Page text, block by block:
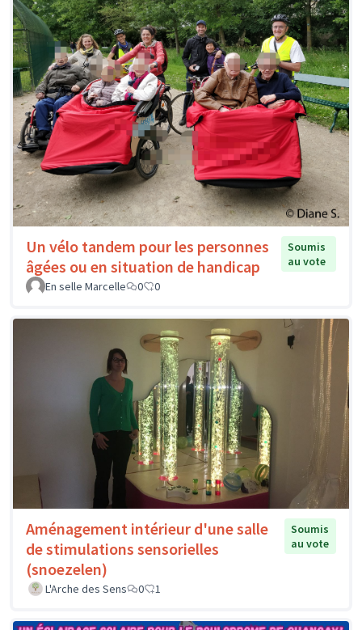
Un vélo tandem pour les personnes
âgées ou en situation de handicap
Soumis
au vote
En selle Marcelle
0 0
Aménagement intérieur d'une salle
de stimulations sensorielles
(snoezelen)
Soumis
au vote
L'Arche des Sens 0 1